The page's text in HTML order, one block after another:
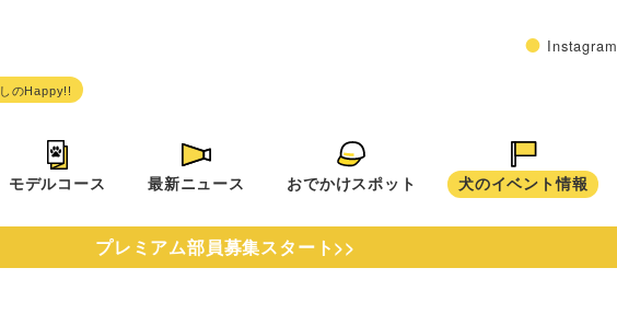
Instagram
モデルコース 最新ニュース おでかけスポット 犬のイベント情報
プレミアム部員募集スタート>>